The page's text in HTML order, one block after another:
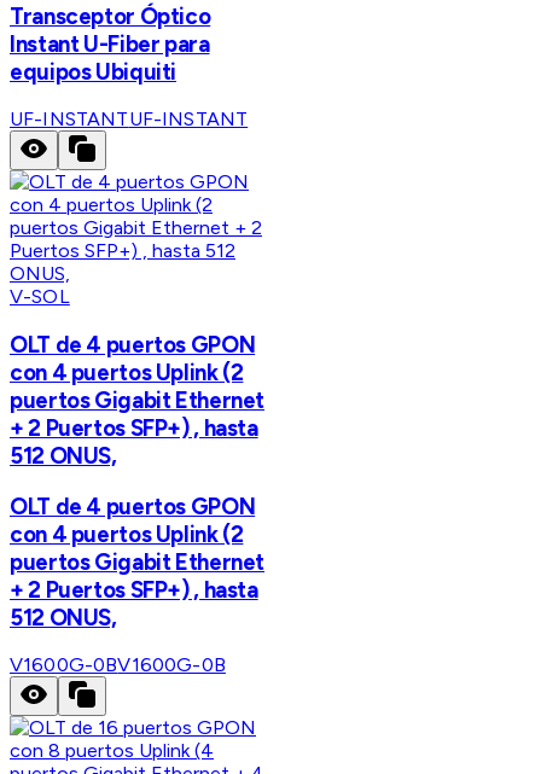
Transceptor Óptico
Instant U-Fiber para
equipos Ubiquiti
UF-INSTANTUF-INSTANT
V-SOL
OLT de 4 puertos GPON
con 4 puertos Uplink (2
puertos Gigabit Ethernet
+ 2 Puertos SFP+) , hasta
512 ONUS,
OLT de 4 puertos GPON
con 4 puertos Uplink (2
puertos Gigabit Ethernet
+ 2 Puertos SFP+) , hasta
512 ONUS,
V1600G-0BV1600G-0B